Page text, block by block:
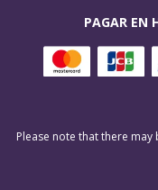
PAGAR EN
Please note that there